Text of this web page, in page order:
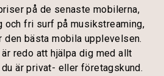
på de senaste mobilerna,
och fri surf på musikstreaming,
den bästa mobila upplevelsen.
redo att hjälpa dig med allt
är privat- eller företagskund.